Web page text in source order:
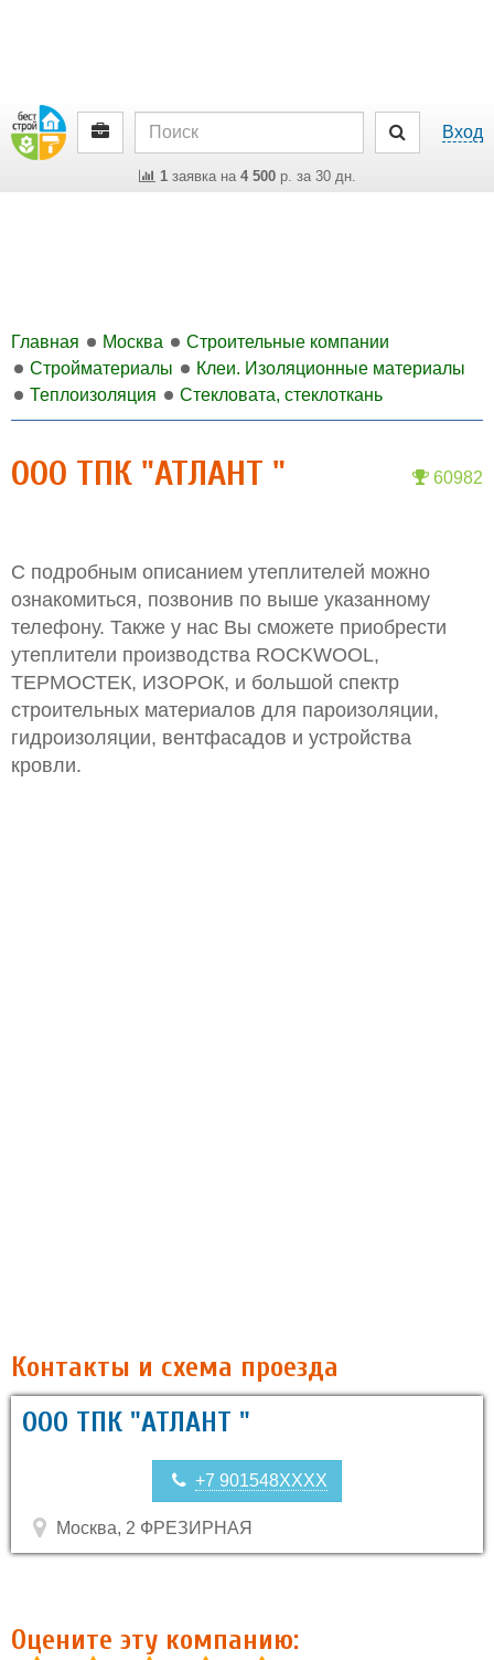
Вход
1заявка на 4 500р. за 30 дн.
Главная Москва
Строительные компании
Стройматериалы
Клеи. Изоляционные материалы
Теплоизоляция
Стекловата, стеклоткань
60982
ООО ТПК "АТЛАНТ "
С подробным описанием утеплителей можно
ознакомиться, позвонив по выше указанному
телефону. Также у нас Вы сможете приобрести
утеплители производства ROCKWOOL,
ТЕРМОСТЕК, ИЗОРОК, и большой спектр
строительных материалов для пароизоляции,
гидроизоляции, вентфасадов и устройства
кровли.
Контакты и схема проезда
ООО ТПК "АТЛАНТ "
+7 901548XXXX
Москва, 2 ФРЕЗИРНАЯ
Оцените эту компанию: